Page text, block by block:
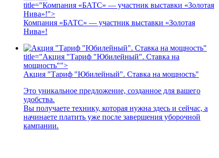
title="Компания «БАТС» — участник выставки «Золотая
Нива»!">
Компания «БАТС» — участник выставки «Золотая
Нива»!
title="Акция "Тариф "Юбилейный". Ставка на
мощность"">
Акция "Тариф "Юбилейный". Ставка на мощность"
Это уникальное предложение, созданное для вашего
удобства.
Вы получаете технику, которая нужна здесь и сейчас, а
начинаете платить уже после завершения уборочной
кампании.